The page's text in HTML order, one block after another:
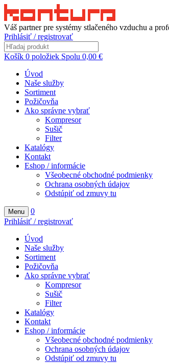
Váš partner pre systémy stlačeného vzduchu a
Prihlásiť / registrovať
Košík 0 položiek Spolu 0,00 €
Úvod
Naše služby
Sortiment
Požičovňa
Ako správne vybrať
Kompresor
Sušič
Filter
Katalógy
Kontakt
Eshop / informácie
Všeobecné obchodné podmienky
Ochrana osobných údajov
Odstúpiť od zmuvy tu
Menu
0
Prihlásiť / registrovať
Úvod
Naše služby
Sortiment
Požičovňa
Ako správne vybrať
Kompresor
Sušič
Filter
Katalógy
Kontakt
Eshop / informácie
Všeobecné obchodné podmienky
Ochrana osobných údajov
Odstúpiť od zmuvy tu